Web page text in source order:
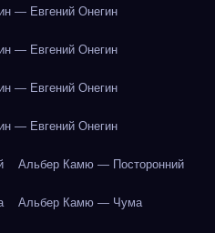
— Евгений Онегин
— Евгений Онегин
— Евгений Онегин
— Евгений Онегин
Альбер Камю — Посторонний
Альбер Камю — Чума